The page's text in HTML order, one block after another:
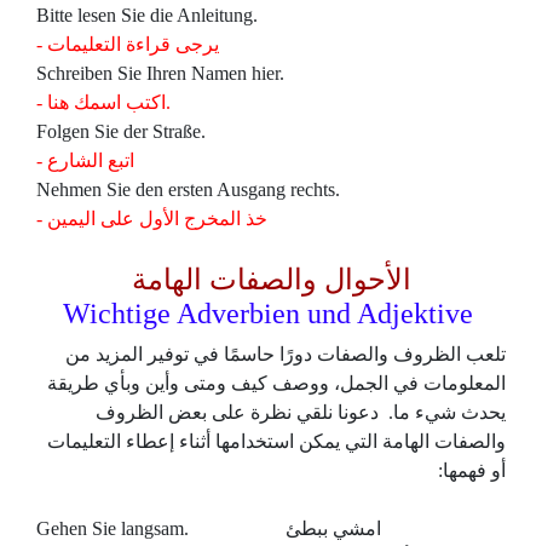
Bitte lesen Sie die Anleitung.
Schreiben Sie Ihren Namen hier.
- اكتب اسمك هنا.
Folgen Sie der Straße.
Nehmen Sie den ersten Ausgang rechts.
- خذ المخرج الأول على اليمين
لأحوال والصفات الهامة
Wichtige Adverbien und Adjektive
تلعب الظروف والصفات دورًا حاسمًا في توفير المزيد من
المعلومات في الجمل، ووصف كيف ومتى وأين وبأي طريقة
يحدث شيء ما. دعونا نلقي نظرة على بعض الظروف
والصفات الهامة التي يمكن استخدامها أثناء إعطاء التعليمات
أو فهمها:
Gehen Sie langsam. امشي ببطئ